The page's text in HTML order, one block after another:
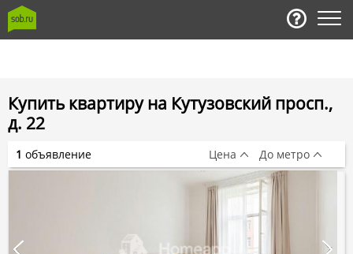
Купить квартиру на Кутузовский просп.,
д. 22
1 объявление Цена До метро